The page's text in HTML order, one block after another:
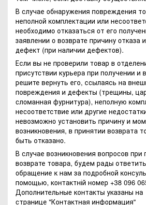
В случае обнаружения повреждения
неполной комплектации или
необходимо отказаться от его
заявлении о возврате причину отказа
дефект (при наличии дефектов).
Если вы не проверили товар в
присутствии курьера при получении и
решите вернуть его, ссылаясь на
повреждения и дефекты (трещины,
сломанная фурнитура), неполную
несоответствие или другие
невозможно установить причину и
возникновения, в принятии возврата
быть отказано.
В случае возникновения вопросов при
возврате товара, будем рады
обращение к нам за подробной
помощью, контактній номер +38 096
Дополнительные контакты указаны на
странице "Контактная информация"